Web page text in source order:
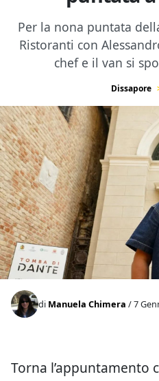
Per la nona puntata
Ristoranti con
chef e il van si
Dissapore
di Manuela Chimera / 7
Torna l’appuntamento